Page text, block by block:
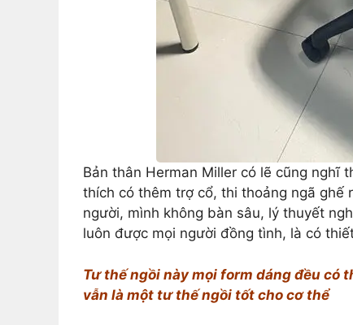
Bản thân Herman Miller có lẽ cũng nghĩ
thích có thêm trợ cổ, thi thoảng ngã ghế
người, mình không bàn sâu, lý thuyết
luôn được mọi người đồng tình, là có
Tư thế ngồi này mọi form dáng đều có
vẫn là một tư thế ngồi tốt cho cơ thể